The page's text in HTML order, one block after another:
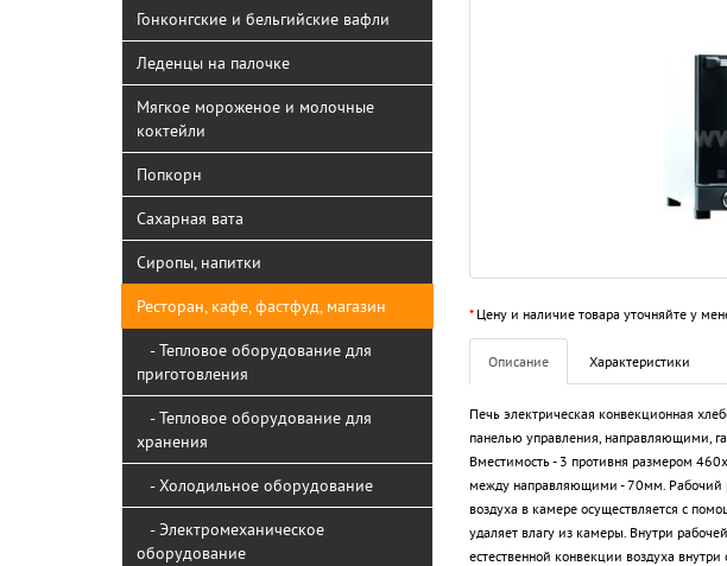
Гонконгские и бельгийские вафли
Леденцы на палочке
Мягкое мороженое и молочные
коктейли
Попкорн
Сахарная вата
Сиропы, напитки
Ресторан, кафе, фастфуд, магазин
- Тепловое оборудование для
приготовления
- Тепловое оборудование для
хранения
- Холодильное оборудование
- Электромеханическое
оборудование
*Цену и наличие товара уточняйте у
Описание Характеристики
Печь электрическая конвекционная
панелью управления, направляющими,
Вместимость - 3 противня размером
между направляющими - 70мм. Рабочий
воздуха в камере осуществляется с
удаляет влагу из камеры. Внутри
естественной конвекции воздуха